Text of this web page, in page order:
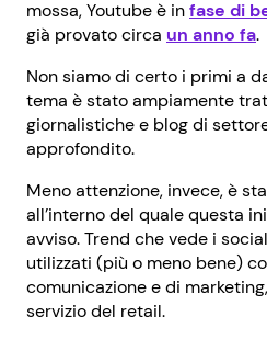
mossa, Youtube è infase di
già provato circa un anno fa.
Non siamo di certo i primi a
tema è stato ampiamente
giornalistiche e blog di
approfondito.
Meno attenzione, invece, è
all’interno del quale questa
avviso. Trend che vede i
utilizzati (più o meno bene)
comunicazione e di
servizio del retail.